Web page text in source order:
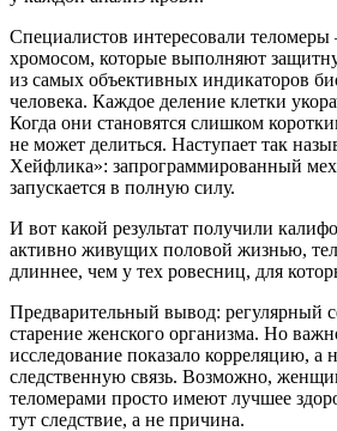
Специалистов интересовали
хромосом, которые выполняют
из самых объективных индикаторов
человека. Каждое деление клетки
Когда они становятся слишком
не может делиться. Наступает так
Хейфлика»: запрограммированный
запускается в полную силу.
И вот какой результат получили
активно живущих половой жизнью,
длиннее, чем у тех ровесниц, для
Предварительный вывод: регулярный
старение женского организма. Но
исследование показало корреляцию, а
следственную связь. Возможно,
теломерами просто имеют лучшее
тут следствие, а не причина.